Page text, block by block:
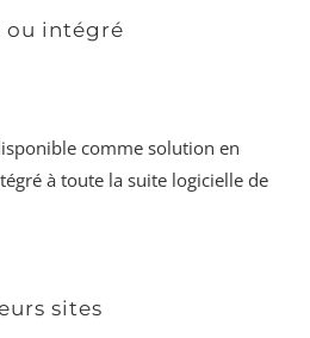
ou intégré
comme solution en
à toute la suite logicielle de
sites